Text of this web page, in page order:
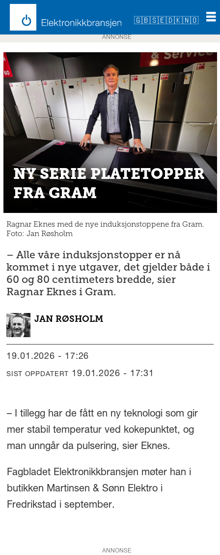
🇬🇧🇸🇪🇩🇰🇳🇴
ANNONSE
NY SERIE PLATETOPPER
FRA GRAM
Ragnar Eknes med de nye induksjonstoppene fra Gram.
Foto: Jan Røsholm
– Alle våre induksjonstopper er nå
kommet i nye utgaver, det gjelder både i
60 og 80 centimeters bredde, sier
Ragnar Eknes i Gram.
JAN RØSHOLM
19.01.2026 - 17:26
SIST OPPDATERT 19.01.2026 - 17:31
– I tillegg har de fått en ny teknologi som gir
mer stabil temperatur ved kokepunktet, og
man unngår da pulsering, sier Eknes.
Fagbladet Elektronikkbransjen møter han i
butikken Martinsen & Sønn Elektro i
Fredrikstad i september.
ANNONSE